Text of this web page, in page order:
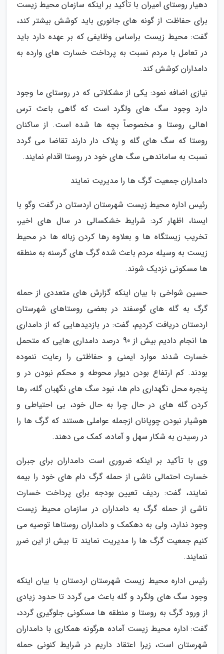
دهیار روستای امیران با تأکید بر اینکه سازمان محیط زیست
برای حفاظت از گونه های جانوری باید کوشش بیشتر کند،
گفت: محیط زیست براساس وظایفی که بر عهده دارد باید
در تعامل با مردم نسبت به پرداخت خسارت های وارده به
دامداران کوشش کند.
نیازی اضافه نمود: یکی از مشکلاتی که در روستای ما وجود
دارد وجود سگ های ولگرد است که گاهی باعث ترس
اهالی روستا و مخصوصاً بچه ها شده است. از ساکنان
روستا که سگ های گله و پلاک دار دارند تقاضا می گردد
نسبت به ساماندهی سگ های خود در روستا اقدام نمایند.
دامداران جمعیت گرگ ها را مدیریت نمایند
رئیس اداره محیط زیست شهرستان اردستان در گفت وگو با
ایسنا، اظهار کرد: شرایط خشکسالی در سال های اخیر،
تخریب زیستگاه ها و بعلاوه رها کردن زباله ها در محیط
زیست به وسیله مردم باعث شده گرگ های گرسنه به منطقه
ها مسکونی نزدیک شوند.
حسین شواخی با بیان اینکه گزارش های متعددی از حمله
گرگ به گله های گوسفند در بعضی روستاهای شهرستان
اردستان دریافت کردیم، گفت: در بازدیدهایی که از دامداری
ها انجام دادیم بیش از 90 درصد دامداری هایی که متحمل
خسارت شدند موارد ایمنی و حفاظتی را رعایت ننموده
بودند. کم ارتفاع بودن دیوار محوطه و محکم نبودن در و
پنجره محل نگهداری دام ها، نبود سگ های نگهبان گله، رها
کردن گله های در حال چرا به حال خود، بی احتیاطی و
هوشیار نبودن چوپانان ازجمله عواملی هستند که گرگ ها را
در رسیدن به شکار سهل و آماده، کمک می دهند.
وی با تأکید بر اینکه ضروری است دامداران برای جبران
خسارت احتمالی ناشی از حمله گرگ دام های خود را بیمه
نمایند، گفت: ردیف تعیین بودجه برای پرداخت خسارت
ناشی از حمله گرگ به دامداران در سازمان محیط زیست
وجود ندارد، ولی به دهکمک و دامداران روستاها توصیه می
کنیم جمعیت گرگ ها را مدیریت نمایند تا بیش از این ضرر
ننمایند.
رئیس اداره محیط زیست شهرستان اردستان با بیان اینکه
وجود سگ های ولگرد و گله باعث می گردد تا حدود زیادی
از ورود گرگ به روستا و منطقه ها مسکونی جلوگیری گردد،
گفت: اداره محیط زیست آماده هرگونه همکاری با دامداران
شهرستان است، زیرا اعتقاد داریم در شرایط کنونی حمله